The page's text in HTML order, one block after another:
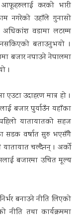
आफूहरुलाई करको भारी
नगरेको उहाँले गुनासो
वडामा लटरम्म
बताउनुभयो ।
बजार नपाउने नेपालमा
।
उदाहरण मात्र हो ।
बजार पुर्याउँन यहाँका
यातायातको सहज
सडक वर्षात सुरु भएसँगै
चल्दैनन् । अर्को
बजारमा उचित मूल्य
बनाउने नीति लिएको
नीति तथा कार्यक्रममा